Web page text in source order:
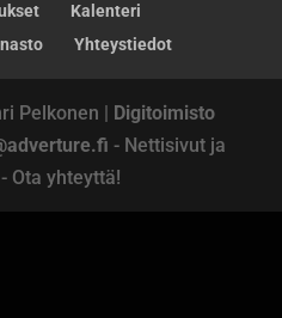
Kalenteri
Yhteystiedot
Pelkonen | Digitoimisto
- Nettisivut ja
Ota yhteyttä!